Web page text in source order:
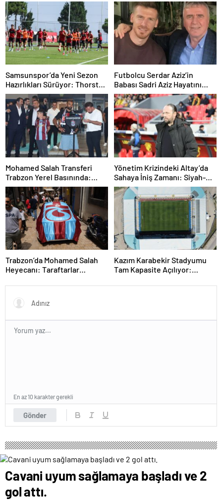
Samsunspor’da Yeni Sezon
Hazırlıkları Sürüyor: Thorsten
Fink Yönetiminde İdman
Futbolcu Serdar Aziz’in
Babası Sadri Aziz Hayatını
Kaybetti
Mohamed Salah Transferi
Trabzon Yerel Basınında:
‘Mısır Kralı Trabzon’da’
Yönetim Krizindeki Altay’da
Sahaya İniş Zamanı: Siyah-
Beyazlılar Topbaşı Yapıyor
Trabzon’da Mohamed Salah
Heyecanı: Taraftarlar
Kazım Karabekir Stadyumu
Tam Kapasite Açılıyor:
Galatasaray
Gönder
En az 10 karakter gerekli
Cavani uyum sağlamaya başladı ve 2
gol attı.